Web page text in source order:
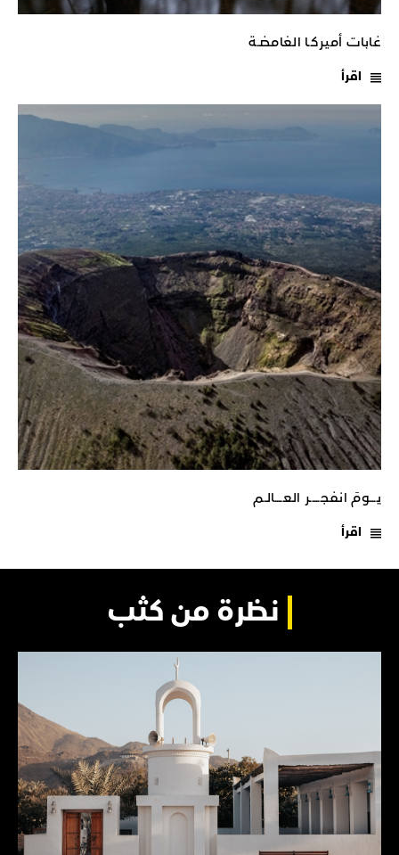
غابات أميركـا الغامضـة
اقرأ
يـــومَ انفجـــــر العــــالـم
اقرأ
نظرة من كثب